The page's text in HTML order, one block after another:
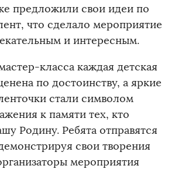
предложили свои идеи по
что сделало мероприятие
и интересным.
класса каждая детская
по достоинству, а яркие
стали символом
к памяти тех, кто
Родину. Ребята отправятся
свои творения
мероприятия